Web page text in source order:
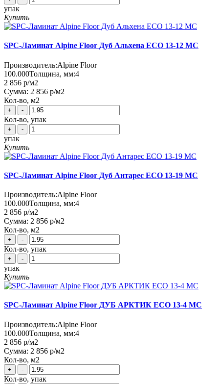
упак
Купить
SPC-Ламинат Alpine Floor Дуб Альхена ЕСО 13-12 MC
Производитель:Alpine Floor
100.000Толщина, мм:4
2 856 р/м2
Сумма: 2 856 р/м2
Кол-во, м2
+ -
Кол-во, упак
+ -
упак
Купить
SPC-Ламинат Alpine Floor Дуб Антарес ЕСО 13-19 MC
Производитель:Alpine Floor
100.000Толщина, мм:4
2 856 р/м2
Сумма: 2 856 р/м2
Кол-во, м2
+ -
Кол-во, упак
+ -
упак
Купить
SPC-Ламинат Alpine Floor ДУБ АРКТИК ЕСО 13-4 MC
Производитель:Alpine Floor
100.000Толщина, мм:4
2 856 р/м2
Сумма: 2 856 р/м2
Кол-во, м2
+ -
Кол-во, упак